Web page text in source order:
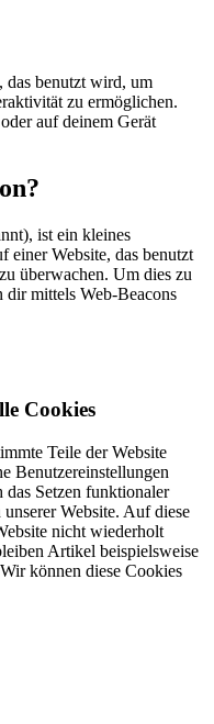
das benutzt wird, um
zu ermöglichen.
auf deinem Gerät
ist ein kleines
einer Website, das benutzt
überwachen. Um dies zu
dir mittels Web-Beacons
Cookies
Teile der Website
Benutzereinstellungen
Setzen funktionaler
Website. Auf diese
nicht wiederholt
Artikel beispielsweise
können diese Cookies